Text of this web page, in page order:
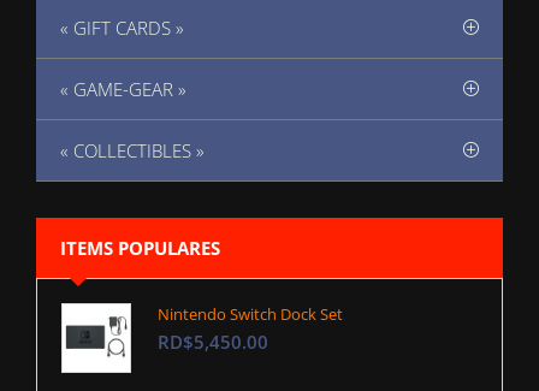
« GIFT CARDS »
« GAME-GEAR »
« COLLECTIBLES »
ITEMS POPULARES
Nintendo Switch Dock Set
RD$5,450.00